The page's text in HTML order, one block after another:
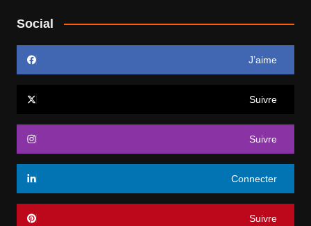
Social
J’aime
Suivre
Suivre
Connecter
Suivre